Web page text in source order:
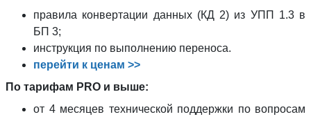
правила конвертации данных (КД 2) из УПП 1.3 в
БП 3;
инструкция по выполнению переноса.
перейти к ценам >>
По тарифам PRO и выше:
от 4 месяцев технической поддержки по вопросам